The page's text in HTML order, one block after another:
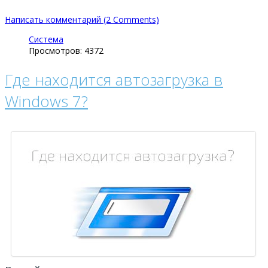
Написать комментарий (2 Comments)
Система
Просмотров: 4372
Где находится автозагрузка в
Windows 7?